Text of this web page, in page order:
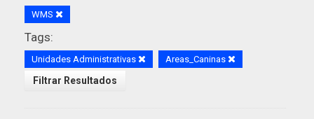
WMS
Tags:
Unidades Administrativas Areas_Caninas
Filtrar Resultados